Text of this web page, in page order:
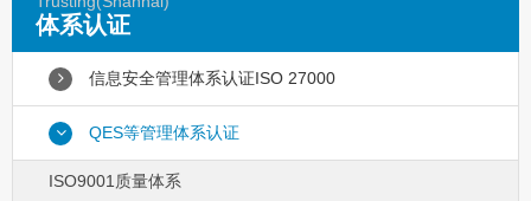
体系认证
信息安全管理体系认证ISO 27000
QES等管理体系认证
ISO9001质量体系